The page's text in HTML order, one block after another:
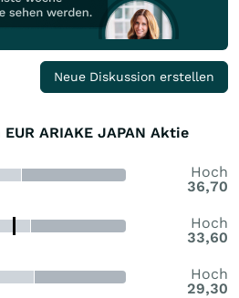
Neue Diskussion erstellen
ARIAKE JAPAN Aktie
Hoch
36,70
Hoch
33,60
Hoch
29,30